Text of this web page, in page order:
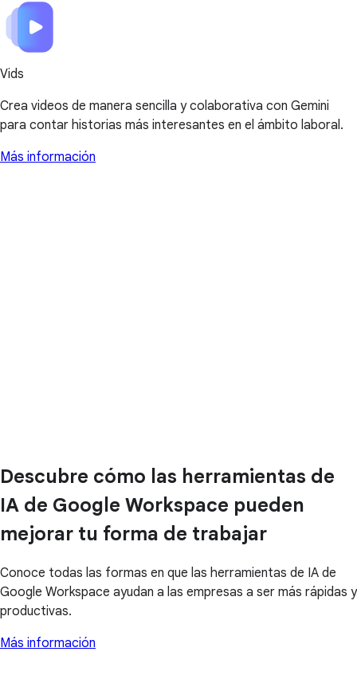
Vids
Crea videos de manera sencilla y colaborativa con Gemini
para contar historias más interesantes en el ámbito laboral.
Más información
Descubre cómo las herramientas de
IA de Google Workspace pueden
mejorar tu forma de trabajar
Conoce todas las formas en que las herramientas de IA de
Google Workspace ayudan a las empresas a ser más rápidas y
productivas.
Más información